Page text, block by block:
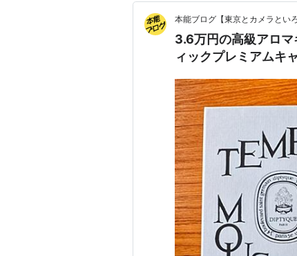
本能ブログ【東京とカメラとい
3.6万円の高級アロ
ィックプレミアムキ